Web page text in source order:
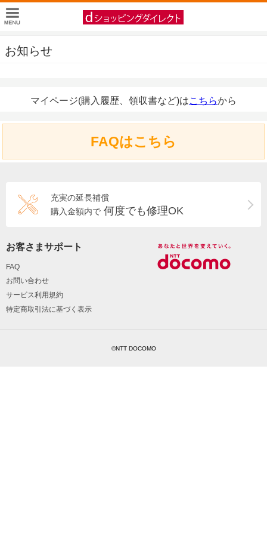
お知らせ
マイページ(購入履歴、領収書など)はこちらから
FAQはこちら
充実の延長補償
購入金額内で 何度でも修理OK
お客さまサポート
FAQ
お問い合わせ
サービス利用規約
特定商取引法に基づく表示
©NTT DOCOMO